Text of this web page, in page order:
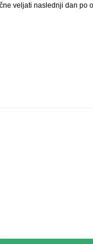
veljati naslednji dan po